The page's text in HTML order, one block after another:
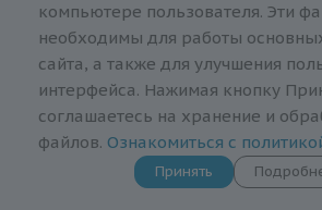
Среди представленного
качественной продукции в нашем
выбрать и купить бандаж
Мы предлагаем лучшие условия
вариантов доставки: от
доставки в Минск, Гродно,
компьютере пользователя. Эти
необходимы для работы
сайта, а также для улучшения
интерфейса. Нажимая кнопку
соглашаетесь на хранение и
файлов. Ознакомиться с
Принять